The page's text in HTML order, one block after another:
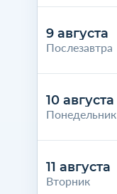
9 августа
Послезавтра
10 августа
Понедельник
11 августа
Вторник